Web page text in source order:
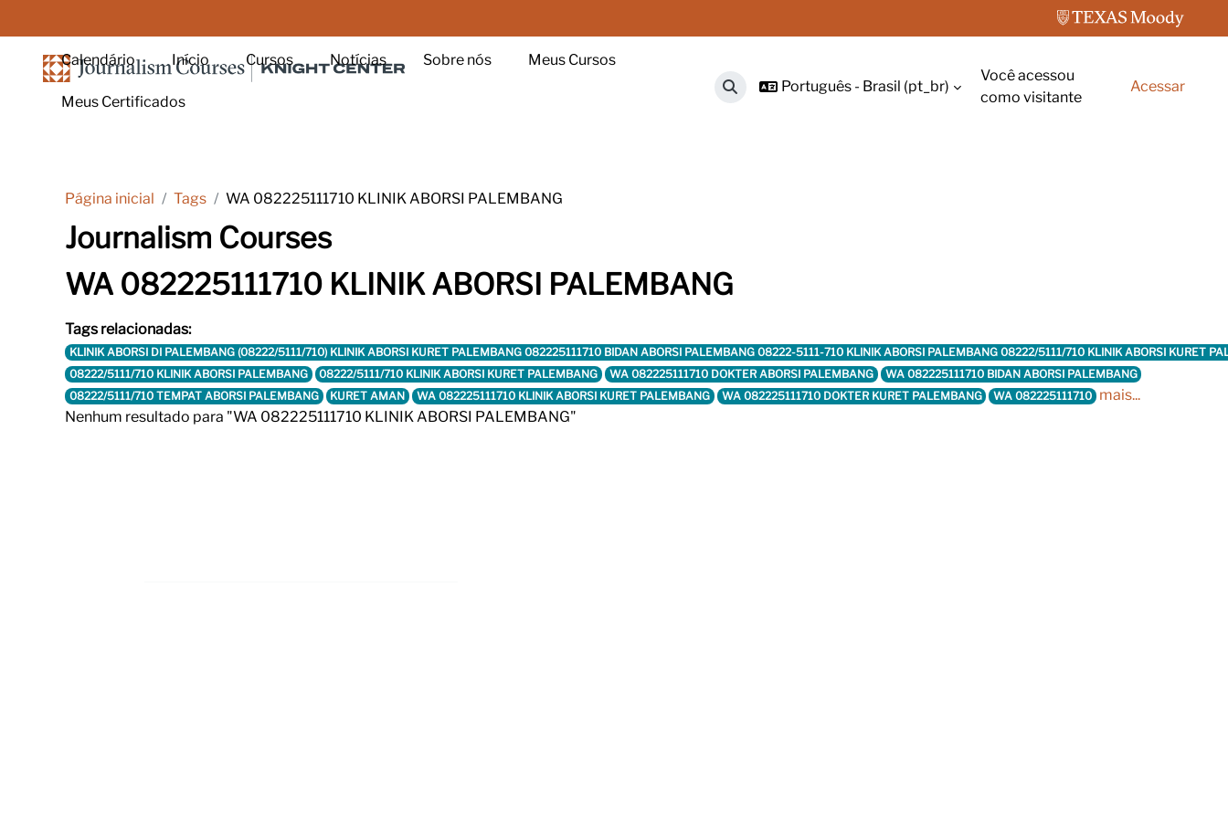
Calendário Início Cursos Notícias Sobre nós Meus Cursos
Meus Certificados Alternar entrada de pesquisa
Português - Brasil ‎(pt_br)‎
Você acessou
como visitante
Acessar
Página inicial Tags WA 082225111710 KLINIK ABORSI PALEMBANG
Journalism Courses
WA 082225111710 KLINIK ABORSI PALEMBANG
Tags relacionadas:
KLINIK ABORSI DI PALEMBANG (08222/5111/710) KLINIK ABORSI KURET PALEMBANG 082225111710 BIDAN ABORSI PALEMBANG 08222-5111-710 KLINIK ABORSI PALEMBANG 08222/5111/710 KLINIK ABORSI KURET
08222/5111/710 KLINIK ABORSI PALEMBANG
08222/5111/710 KLINIK ABORSI KURET PALEMBANG WA 082225111710 DOKTER ABORSI PALEMBANG
WA 082225111710 BIDAN ABORSI PALEMBANG
08222/5111/710 TEMPAT ABORSI PALEMBANG
KURET AMAN WA 082225111710 KLINIK ABORSI KURET PALEMBANG WA 082225111710 DOKTER KURET PALEMBANG WA 082225111710 mais...
Nenhum resultado para "WA 082225111710 KLINIK ABORSI PALEMBANG"